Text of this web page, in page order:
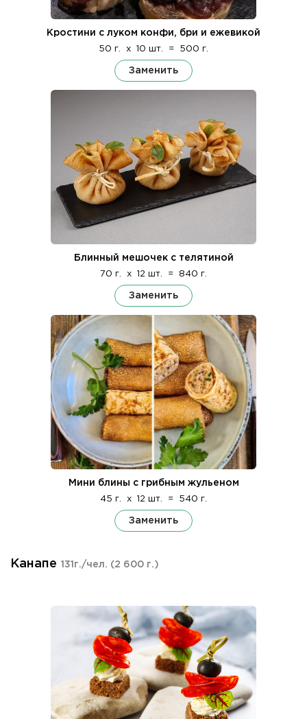
Кростини с луком конфи, бри и ежевикой
50 г. x 10 шт. = 500 г.
Заменить
Блинный мешочек с телятиной
70 г. x 12 шт. = 840 г.
Заменить
Мини блины с грибным жульеном
45 г. x 12 шт. = 540 г.
Заменить
Канапе 131г./чел. (2 600 г.)